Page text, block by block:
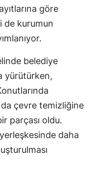
göre
de kurumun
belediye
yürütürken,
çevre temizliğine
parçası oldu.
daha